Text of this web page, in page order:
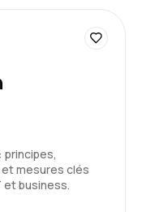
positionner
à
principes,
mesures clés
et business.